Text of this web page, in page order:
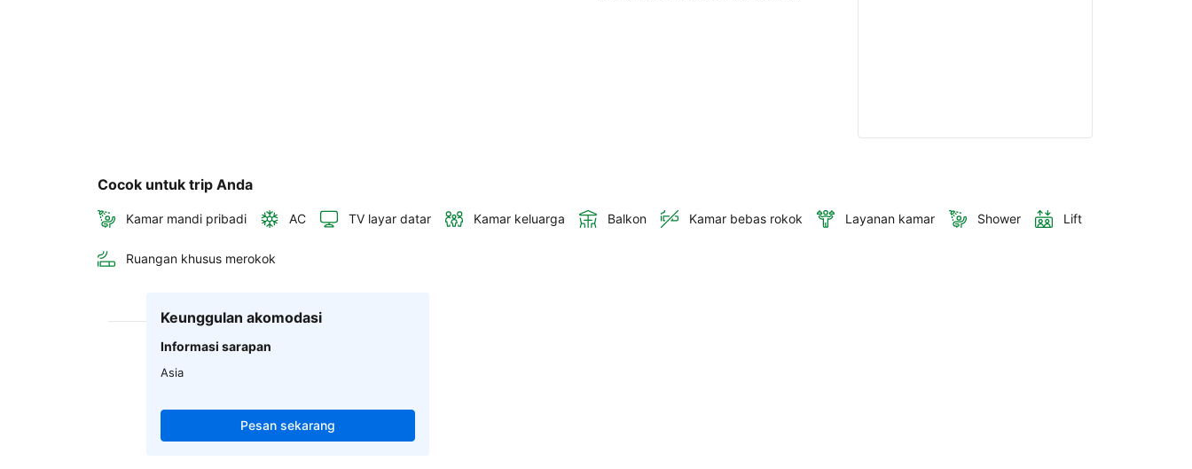
Cocok untuk trip Anda
Kamar mandi pribadi AC TV layar datar Kamar keluarga Balkon Kamar bebas rokok Layanan kamar Shower Lift
Ruangan khusus merokok
Keunggulan akomodasi
Informasi sarapan
Asia
Pesan sekarang